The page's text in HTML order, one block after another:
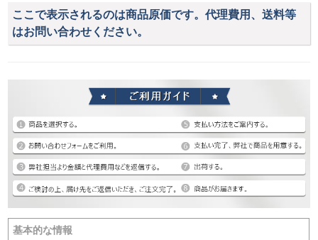
ここで表示されるのは商品原価です。代理費用、送料等
はお問い合わせください。
基本的な情報